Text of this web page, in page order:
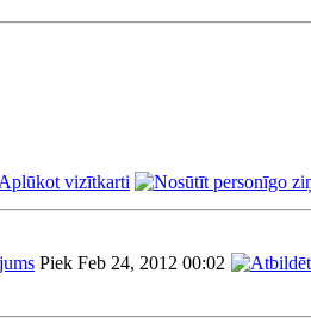
Piek Feb 24, 2012 00:02